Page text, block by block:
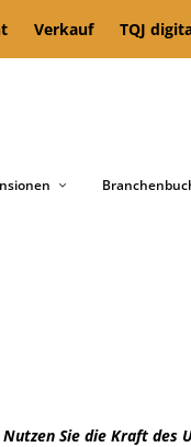
Verkauf TQJ
Nutzen Sie die Kraft des